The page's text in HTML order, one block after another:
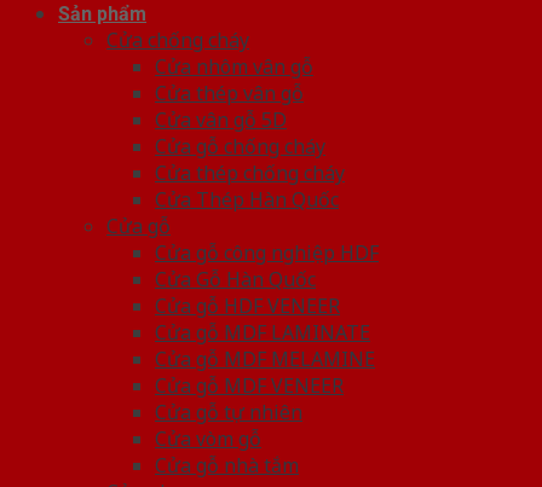
Sản phẩm
Cửa chống cháy
Cửa nhôm vân gỗ
Cửa thép vân gỗ
Cửa vân gỗ 5D
Cửa gỗ chống cháy
Cửa thép chống cháy
Cửa Thép Hàn Quốc
Cửa gỗ
Cửa gỗ công nghiệp HDF
Cửa Gỗ Hàn Quốc
Cửa gỗ HDF VENEER
Cửa gỗ MDF LAMINATE
Cửa gỗ MDF MELAMINE
Cửa gỗ MDF VENEER
Cửa gỗ tự nhiên
Cửa vòm gỗ
Cửa gỗ nhà tắm